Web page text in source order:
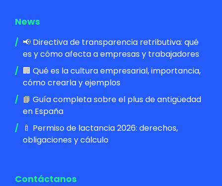
News
📢 Directiva de transparencia retributiva: qué
es y cómo afecta a empresas y trabajadores
🏢 Qué es la cultura empresarial, importancia,
cómo crearla y ejemplos
📘 Guía completa sobre el plus de antigüedad
en España
🍼 Permiso de lactancia 2026: derechos,
obligaciones y cálculo
Contáctanos